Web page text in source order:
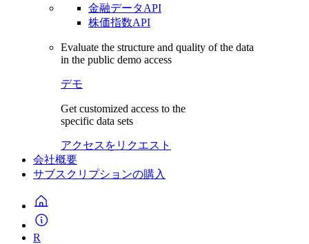
金融データAPI
株価指数API
Evaluate the structure and quality of the data
in the public demo access
デモ
Get customized access to the
specific data sets
アクセスをリクエスト
会社概要
サブスクリプションの購入
R